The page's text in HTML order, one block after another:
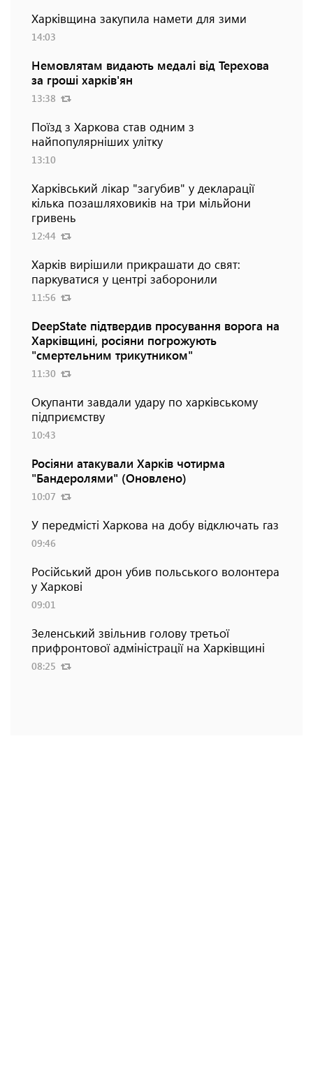
Харківщина закупила намети для зими
14:03
Немовлятам видають медалі від Терехова
за гроші харків'ян
13:38
Поїзд з Харкова став одним з
найпопулярніших улітку
13:10
Харківський лікар "загубив" у декларації
кілька позашляховиків на три мільйони
гривень
12:44
Харків вирішили прикрашати до свят:
паркуватися у центрі заборонили
11:56
DeepState підтвердив просування ворога на
Харківщині, росіяни погрожують
"смертельним трикутником"
11:30
Окупанти завдали удару по харківському
підприємству
10:43
Росіяни атакували Харків чотирма
"Бандеролями" (Оновлено)
10:07
У передмісті Харкова на добу відключать газ
09:46
Російський дрон убив польського волонтера
у Харкові
09:01
Зеленський звільнив голову третьої
прифронтової адміністрації на Харківщині
08:25